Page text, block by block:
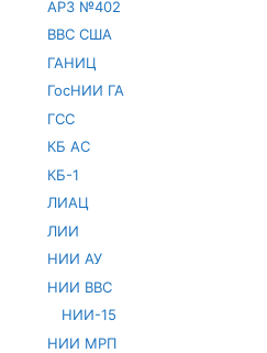
АРЗ №402
ВВС США
ГАНИЦ
ГосНИИ ГА
ГСС
КБ АС
КБ-1
ЛИАЦ
ЛИИ
НИИ АУ
НИИ ВВС
НИИ-15
НИИ МРП